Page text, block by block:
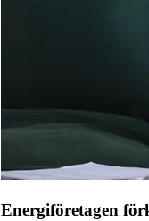
Energiföretagen